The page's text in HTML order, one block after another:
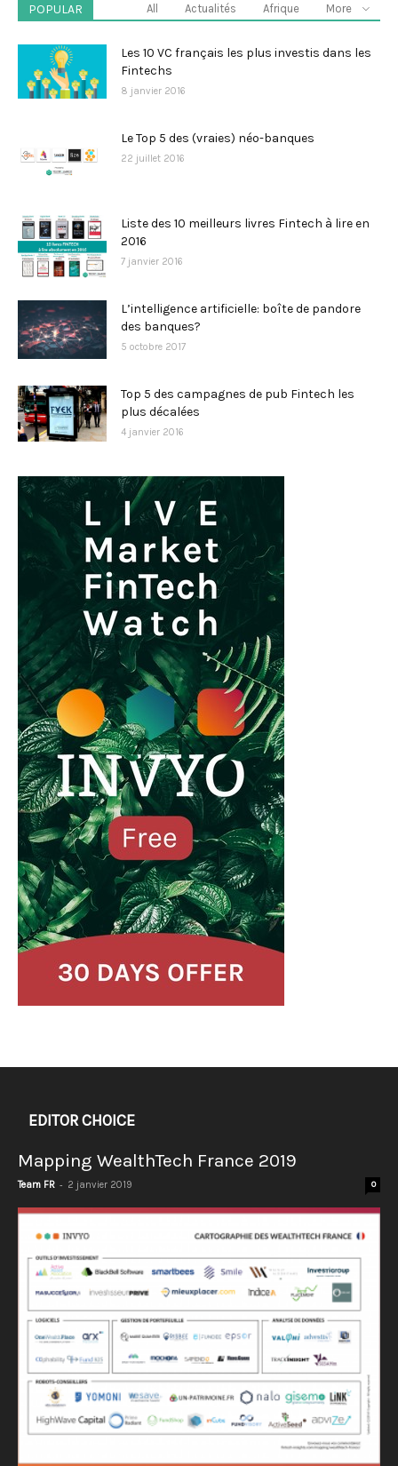
POPULAR All Actualités Afrique More
Les 10 VC français les plus investis dans les
Fintechs
8 janvier 2016
Le Top 5 des (vraies) néo-banques
22 juillet 2016
Liste des 10 meilleurs livres Fintech à lire en
2016
7 janvier 2016
L’intelligence artificielle: boîte de pandore
des banques?
5 octobre 2017
Top 5 des campagnes de pub Fintech les
plus décalées
4 janvier 2016
EDITOR CHOICE
Mapping WealthTech France 2019
Team FR - 2 janvier 2019 0